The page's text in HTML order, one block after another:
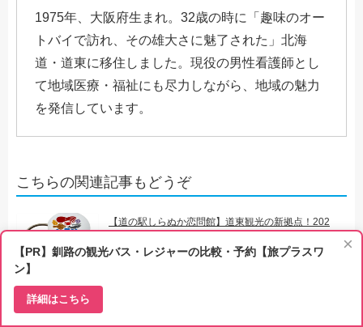
1975年、大阪府生まれ。32歳の時に「趣味のオー
トバイで訪れ、その雄大さに魅了された」北海
道・道東に移住しました。現役の男性看護師とし
て地域医療・福祉にも尽力しながら、地域の魅力
を発信しています。
こちらの関連記事もどうぞ
【道の駅しらぬか恋問館】道東観光の新拠点！202
解説
×
【PR】釧路の観光バス・レジャーの比較・予約【旅プラスワ
ン】
詳細はこちら